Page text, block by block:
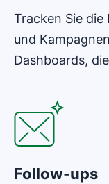
Tracken Sie
und
Dashboards,
Follow-ups